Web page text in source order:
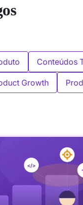
Conteúdos
Growth